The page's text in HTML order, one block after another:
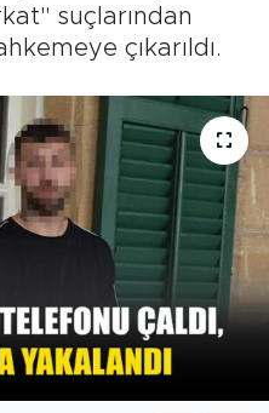
suçlarından
çıkarıldı.